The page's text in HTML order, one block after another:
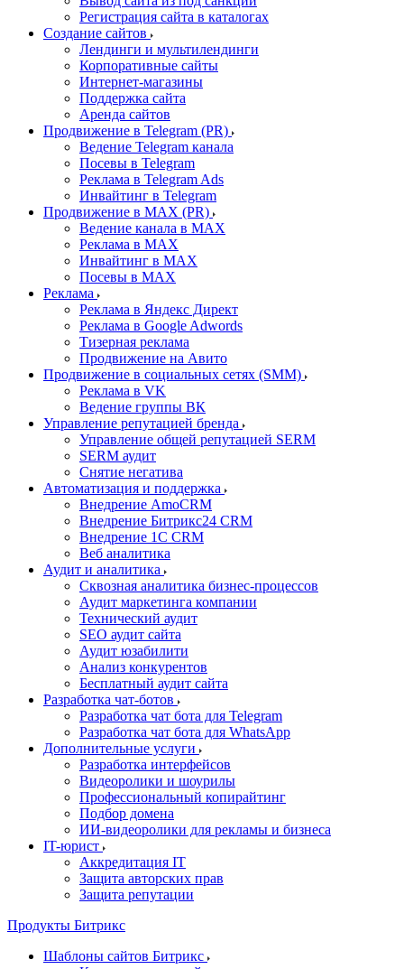
Регистрация сайта в каталогах
Создание сайтов
Лендинги и мультилендинги
Корпоративные сайты
Интернет-магазины
Поддержка сайта
Аренда сайтов
Продвижение в Telegram (PR)
Ведение Telegram канала
Посевы в Telegram
Реклама в Telegram Ads
Инвайтинг в Telegram
Продвижение в MAX (PR)
Ведение канала в MAX
Реклама в MAX
Инвайтинг в MAX
Посевы в MAX
Реклама
Реклама в Яндекс Директ
Реклама в Google Adwords
Тизерная реклама
Продвижение на Авито
Продвижение в социальных сетях (SMM)
Реклама в VK
Ведение группы ВК
Управление репутацией бренда
Управление общей репутацией SERM
SERM аудит
Снятие негатива
Автоматизация и поддержка
Внедрение AmoCRM
Внедрение Битрикс24 CRM
Внедрение 1C CRM
Веб аналитика
Аудит и аналитика
Сквозная аналитика бизнес-процессов
Аудит маркетинга компании
Технический аудит
SEO аудит сайта
Аудит юзабилити
Анализ конкурентов
Бесплатный аудит сайта
Разработка чат-ботов
Разработка чат бота для Telegram
Разработка чат бота для WhatsApp
Дополнительные услуги
Разработка интерфейсов
Видеоролики и шоурилы
Профессиональный копирайтинг
Подбор домена
ИИ-видеоролики для рекламы и бизнеса
IT-юрист
Аккредитация IT
Защита авторских прав
Защита репутации
Продукты Битрикс
Шаблоны сайтов Битрикс